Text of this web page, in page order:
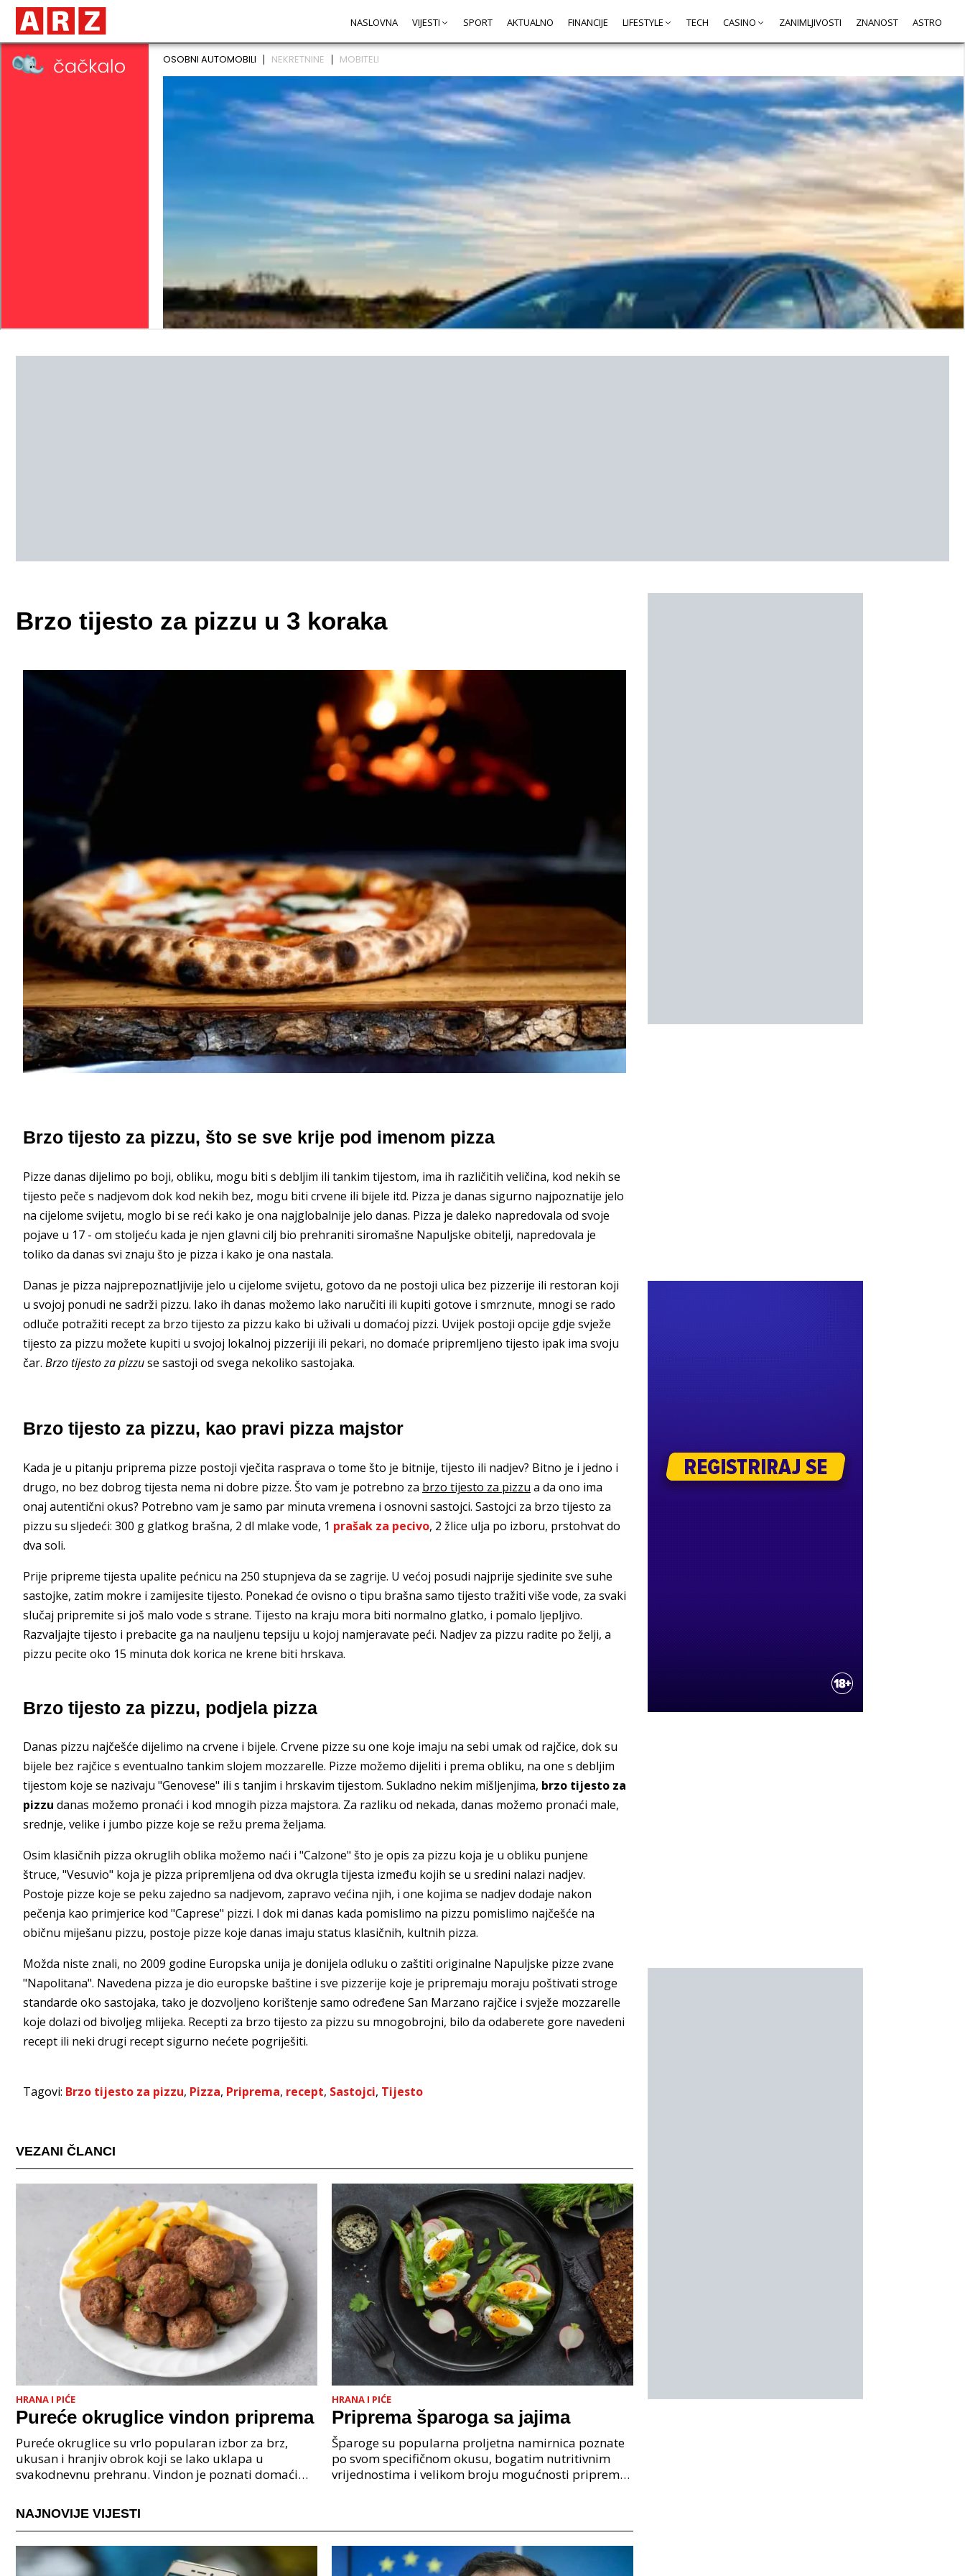
NASLOVNA VIJESTI SPORT AKTUALNO FINANCIJE LIFESTYLE TECH CASINO ZANIMLJIVOSTI ZNANOST ASTRO
Brzo tijesto za pizzu u 3 koraka
Brzo tijesto za pizzu, što se sve krije pod imenom pizza
Pizze danas dijelimo po boji, obliku, mogu biti s debljim ili tankim tijestom, ima ih različitih veličina, kod nekih se
tijesto peče s nadjevom dok kod nekih bez, mogu biti crvene ili bijele itd. Pizza je danas sigurno najpoznatije jelo
na cijelome svijetu, moglo bi se reći kako je ona najglobalnije jelo danas. Pizza je daleko napredovala od svoje
pojave u 17 - om stoljeću kada je njen glavni cilj bio prehraniti siromašne Napuljske obitelji, napredovala je
toliko da danas svi znaju što je pizza i kako je ona nastala.
Danas je pizza najprepoznatljivije jelo u cijelome svijetu, gotovo da ne postoji ulica bez pizzerije ili restoran koji
u svojoj ponudi ne sadrži pizzu. Iako ih danas možemo lako naručiti ili kupiti gotove i smrznute, mnogi se rado
odluče potražiti recept za brzo tijesto za pizzu kako bi uživali u domaćoj pizzi. Uvijek postoji opcije gdje svježe
tijesto za pizzu možete kupiti u svojoj lokalnoj pizzeriji ili pekari, no domaće pripremljeno tijesto ipak ima svoju
čar. Brzo tijesto za pizzuse sastoji od svega nekoliko sastojaka.
Brzo tijesto za pizzu, kao pravi pizza majstor
Kada je u pitanju priprema pizze postoji vječita rasprava o tome što je bitnije, tijesto ili nadjev? Bitno je i jedno i
drugo, no bez dobrog tijesta nema ni dobre pizze. Što vam je potrebno za brzo tijesto za pizzu a da ono ima
onaj autentični okus? Potrebno vam je samo par minuta vremena i osnovni sastojci. Sastojci za brzo tijesto za
pizzu su sljedeći: 300 g glatkog brašna, 2 dl mlake vode, 1 prašak za pecivo, 2 žlice ulja po izboru, prstohvat do
dva soli.
Prije pripreme tijesta upalite pećnicu na 250 stupnjeva da se zagrije. U većoj posudi najprije sjedinite sve suhe
sastojke, zatim mokre i zamijesite tijesto. Ponekad će ovisno o tipu brašna samo tijesto tražiti više vode, za svaki
slučaj pripremite si još malo vode s strane. Tijesto na kraju mora biti normalno glatko, i pomalo ljepljivo.
Razvaljajte tijesto i prebacite ga na nauljenu tepsiju u kojoj namjeravate peći. Nadjev za pizzu radite po želji, a
pizzu pecite oko 15 minuta dok korica ne krene biti hrskava.
Brzo tijesto za pizzu, podjela pizza
Danas pizzu najčešće dijelimo na crvene i bijele. Crvene pizze su one koje imaju na sebi umak od rajčice, dok su
bijele bez rajčice s eventualno tankim slojem mozzarelle. Pizze možemo dijeliti i prema obliku, na one s debljim
tijestom koje se nazivaju "Genovese" ili s tanjim i hrskavim tijestom. Sukladno nekim mišljenjima, brzo tijesto za
pizzu danas možemo pronaći i kod mnogih pizza majstora. Za razliku od nekada, danas možemo pronaći male,
srednje, velike i jumbo pizze koje se režu prema željama.
Osim klasičnih pizza okruglih oblika možemo naći i "Calzone" što je opis za pizzu koja je u obliku punjene
štruce, "Vesuvio" koja je pizza pripremljena od dva okrugla tijesta između kojih se u sredini nalazi nadjev.
Postoje pizze koje se peku zajedno sa nadjevom, zapravo većina njih, i one kojima se nadjev dodaje nakon
pečenja kao primjerice kod "Caprese" pizzi. I dok mi danas kada pomislimo na pizzu pomislimo najčešće na
običnu miješanu pizzu, postoje pizze koje danas imaju status klasičnih, kultnih pizza.
Možda niste znali, no 2009 godine Europska unija je donijela odluku o zaštiti originalne Napuljske pizze zvane
"Napolitana". Navedena pizza je dio europske baštine i sve pizzerije koje je pripremaju moraju poštivati stroge
standarde oko sastojaka, tako je dozvoljeno korištenje samo određene San Marzano rajčice i svježe mozzarelle
koje dolazi od bivoljeg mlijeka. Recepti za brzo tijesto za pizzu su mnogobrojni, bilo da odaberete gore navedeni
recept ili neki drugi recept sigurno nećete pogriješiti.
Tagovi: Brzo tijesto za pizzu, Pizza, Priprema, recept, Sastojci, Tijesto
VEZANI ČLANCI
HRANA I PIĆE
Pureće okruglice vindon priprema
Pureće okruglice su vrlo popularan izbor za brz,
ukusan i hranjiv obrok koji se lako uklapa u
svakodnevnu prehranu. Vindon je poznati domaći
omogućuju
HRANA I PIĆE
Priprema šparoga sa jajima
Šparoge su popularna proljetna namirnica poznate
po svom specifičnom okusu, bogatim nutritivnim
vrijednostima i velikom broju mogućnosti pripreme.
NAJNOVIJE VIJESTI